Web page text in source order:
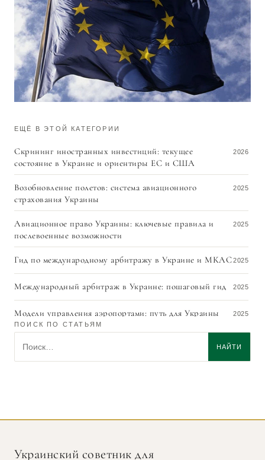
ЕЩЁ В ЭТОЙ КАТЕГОРИИ
Скрининг иностранных инвестиций: текущее
состояние в Украине и ориентиры ЕС и США
2026
Возобновление полетов: система авиационного
страхования Украины
2025
Авиационное право Украины: ключевые правила и
послевоенные возможности
2025
Гид по международному арбитражу в Украине и МКАС2025
Международный арбитраж в Украине: пошаговый гид 2025
Модели управления аэропортами: путь для Украины 2025
пошаговое руководство для кредиторов 2025
решение в Украине?
ПОИСК ПО СТАТЬЯМ
НАЙТИ
Украинский советник для